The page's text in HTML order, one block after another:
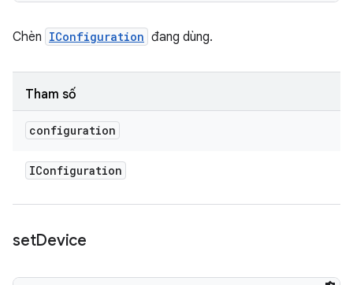
Chèn IConfiguration đang dùng.
Tham số
configuration
IConfiguration
setDevice